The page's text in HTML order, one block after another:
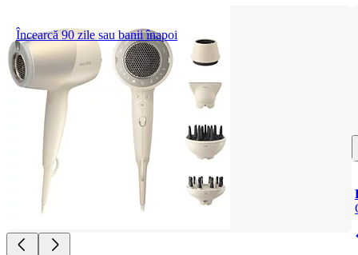
Încearcă 90 zile sau banii înapoi